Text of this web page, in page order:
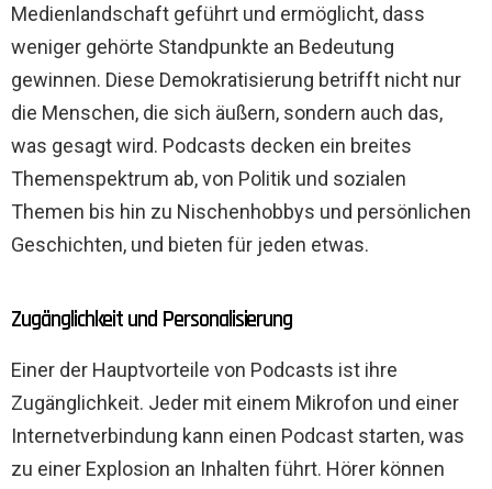
Medienlandschaft geführt und ermöglicht, dass
weniger gehörte Standpunkte an Bedeutung
gewinnen. Diese Demokratisierung betrifft nicht nur
die Menschen, die sich äußern, sondern auch das,
was gesagt wird. Podcasts decken ein breites
Themenspektrum ab, von Politik und sozialen
Themen bis hin zu Nischenhobbys und persönlichen
Geschichten, und bieten für jeden etwas.
Zugänglichkeit und Personalisierung
Einer der Hauptvorteile von Podcasts ist ihre
Zugänglichkeit. Jeder mit einem Mikrofon und einer
Internetverbindung kann einen Podcast starten, was
zu einer Explosion an Inhalten führt. Hörer können